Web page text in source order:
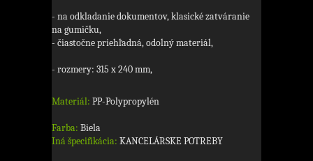
- na odkladanie dokumentov, klasické zatváranie
na gumičku,
- čiastočne priehľadná, odolný materiál,
- rozmery: 315 x 240 mm,
Materiál: PP-Polypropylén
Farba: Biela
Iná špecifikácia: KANCELÁRSKE POTREBY